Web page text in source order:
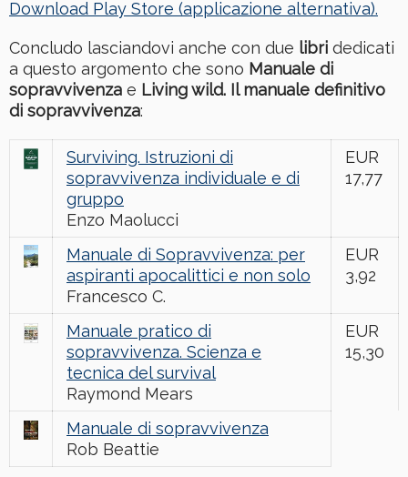
Download Play Store (applicazione alternativa).
Concludo lasciandovi anche con due libri dedicati
a questo argomento che sono Manuale di
sopravvivenza e Living wild. Il manuale definitivo
di sopravvivenza:
Surviving. Istruzioni di
sopravvivenza individuale e di
gruppo
Enzo Maolucci
EUR
17,77
Manuale di Sopravvivenza: per
aspiranti apocalittici e non solo
Francesco C.
EUR
3,92
Manuale pratico di
sopravvivenza. Scienza e
tecnica del survival
Raymond Mears
EUR
15,30
Manuale di sopravvivenza
Rob Beattie